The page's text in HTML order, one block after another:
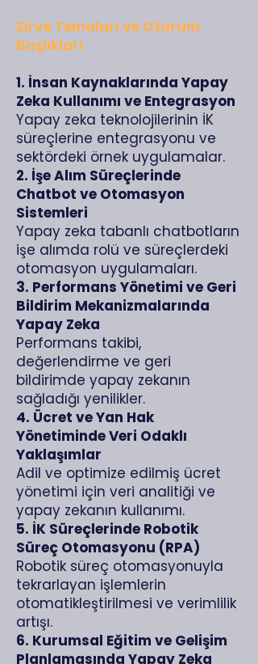
Zirve Temaları ve Oturum
Başlıkları
1. İnsan Kaynaklarında Yapay
Zeka Kullanımı ve Entegrasyon
Yapay zeka teknolojilerinin İK
süreçlerine entegrasyonu ve
sektördeki örnek uygulamalar.
2. İşe Alım Süreçlerinde
Chatbot ve Otomasyon
Sistemleri
Yapay zeka tabanlı chatbotların
işe alımda rolü ve süreçlerdeki
otomasyon uygulamaları.
3. Performans Yönetimi ve Geri
Bildirim Mekanizmalarında
Yapay Zeka
Performans takibi,
değerlendirme ve geri
bildirimde yapay zekanın
sağladığı yenilikler.
4. Ücret ve Yan Hak
Yönetiminde Veri Odaklı
Yaklaşımlar
Adil ve optimize edilmiş ücret
yönetimi için veri analitiği ve
yapay zekanın kullanımı.
5. İK Süreçlerinde Robotik
Süreç Otomasyonu (RPA)
Robotik süreç otomasyonuyla
tekrarlayan işlemlerin
otomatikleştirilmesi ve verimlilik
artışı.
6. Kurumsal Eğitim ve Gelişim
Planlamasında Yapay Zeka